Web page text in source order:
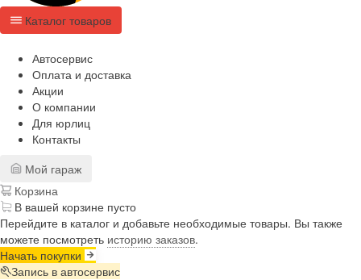
Каталог товаров
Автосервис
Оплата и доставка
Акции
О компании
Для юрлиц
Контакты
Мой гараж
Корзина
В вашей корзине пусто
Перейдите в каталог и добавьте необходимые товары. Вы также
можете посмотреть историю заказов.
Начать покупки
Запись в автосервис